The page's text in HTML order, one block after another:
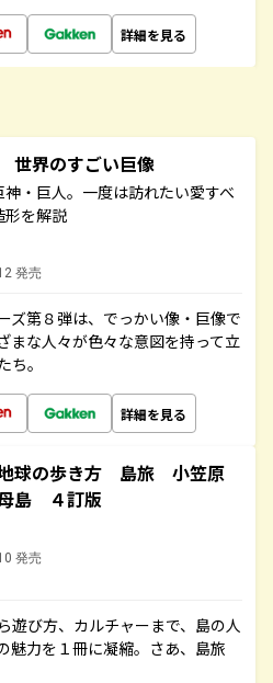
詳細を見る
世界のすごい巨像
神・巨人。一度は訪れたい愛すべ
形を解説
発売
ズ第８弾は、でっかい像・巨像で
まな人々が色々な意図を持って立
。
詳細を見る
球の歩き方 島旅 小笠原
島 ４訂版
発売
遊び方、カルチャーまで、島の人
魅力を１冊に凝縮。さあ、島旅